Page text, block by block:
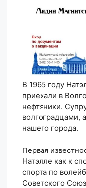
В 1965 году
приехали в
нефтяники.
волгоградцами,
нашего города.
Первая
Натэлле как к
спорта по
Советского